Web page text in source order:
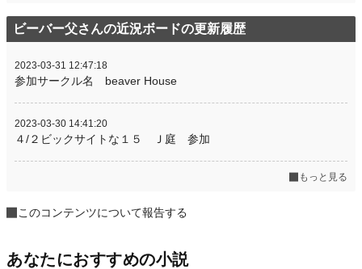
ビーバー父さんの近況ボードの更新履歴
2023-03-31 12:47:18
参加サークル名 beaver House
2023-03-30 14:41:20
４/２ビックサイトな１５ Ｊ庭 参加
もっと見る
このコンテンツについて報告する
あなたにおすすめの小説